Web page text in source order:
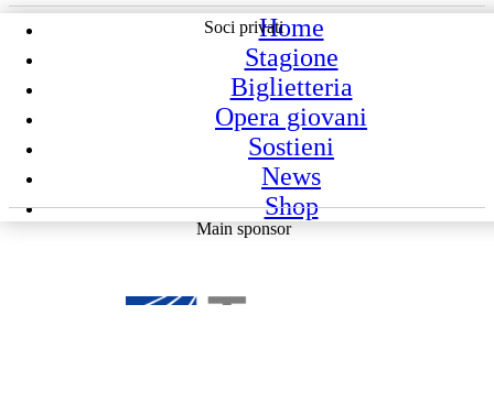
Home
Stagione
Biglietteria
Opera giovani
Sostieni
News
Shop
Soci privati
Main sponsor